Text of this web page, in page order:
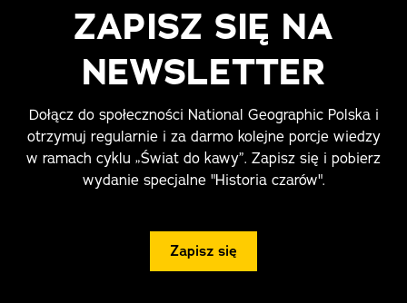
ZAPISZ SIĘ NA
NEWSLETTER
Dołącz do społeczności National Geographic Polska i
otrzymuj regularnie i za darmo kolejne porcje wiedzy
w ramach cyklu „Świat do kawy”. Zapisz się i pobierz
wydanie specjalne "Historia czarów".
Zapisz się